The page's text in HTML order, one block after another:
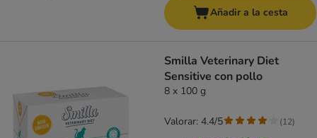
Añadir a la cesta
Smilla Veterinary Diet
Sensitive con pollo
8 x 100 g
Valorar: 4.4/5 (12)